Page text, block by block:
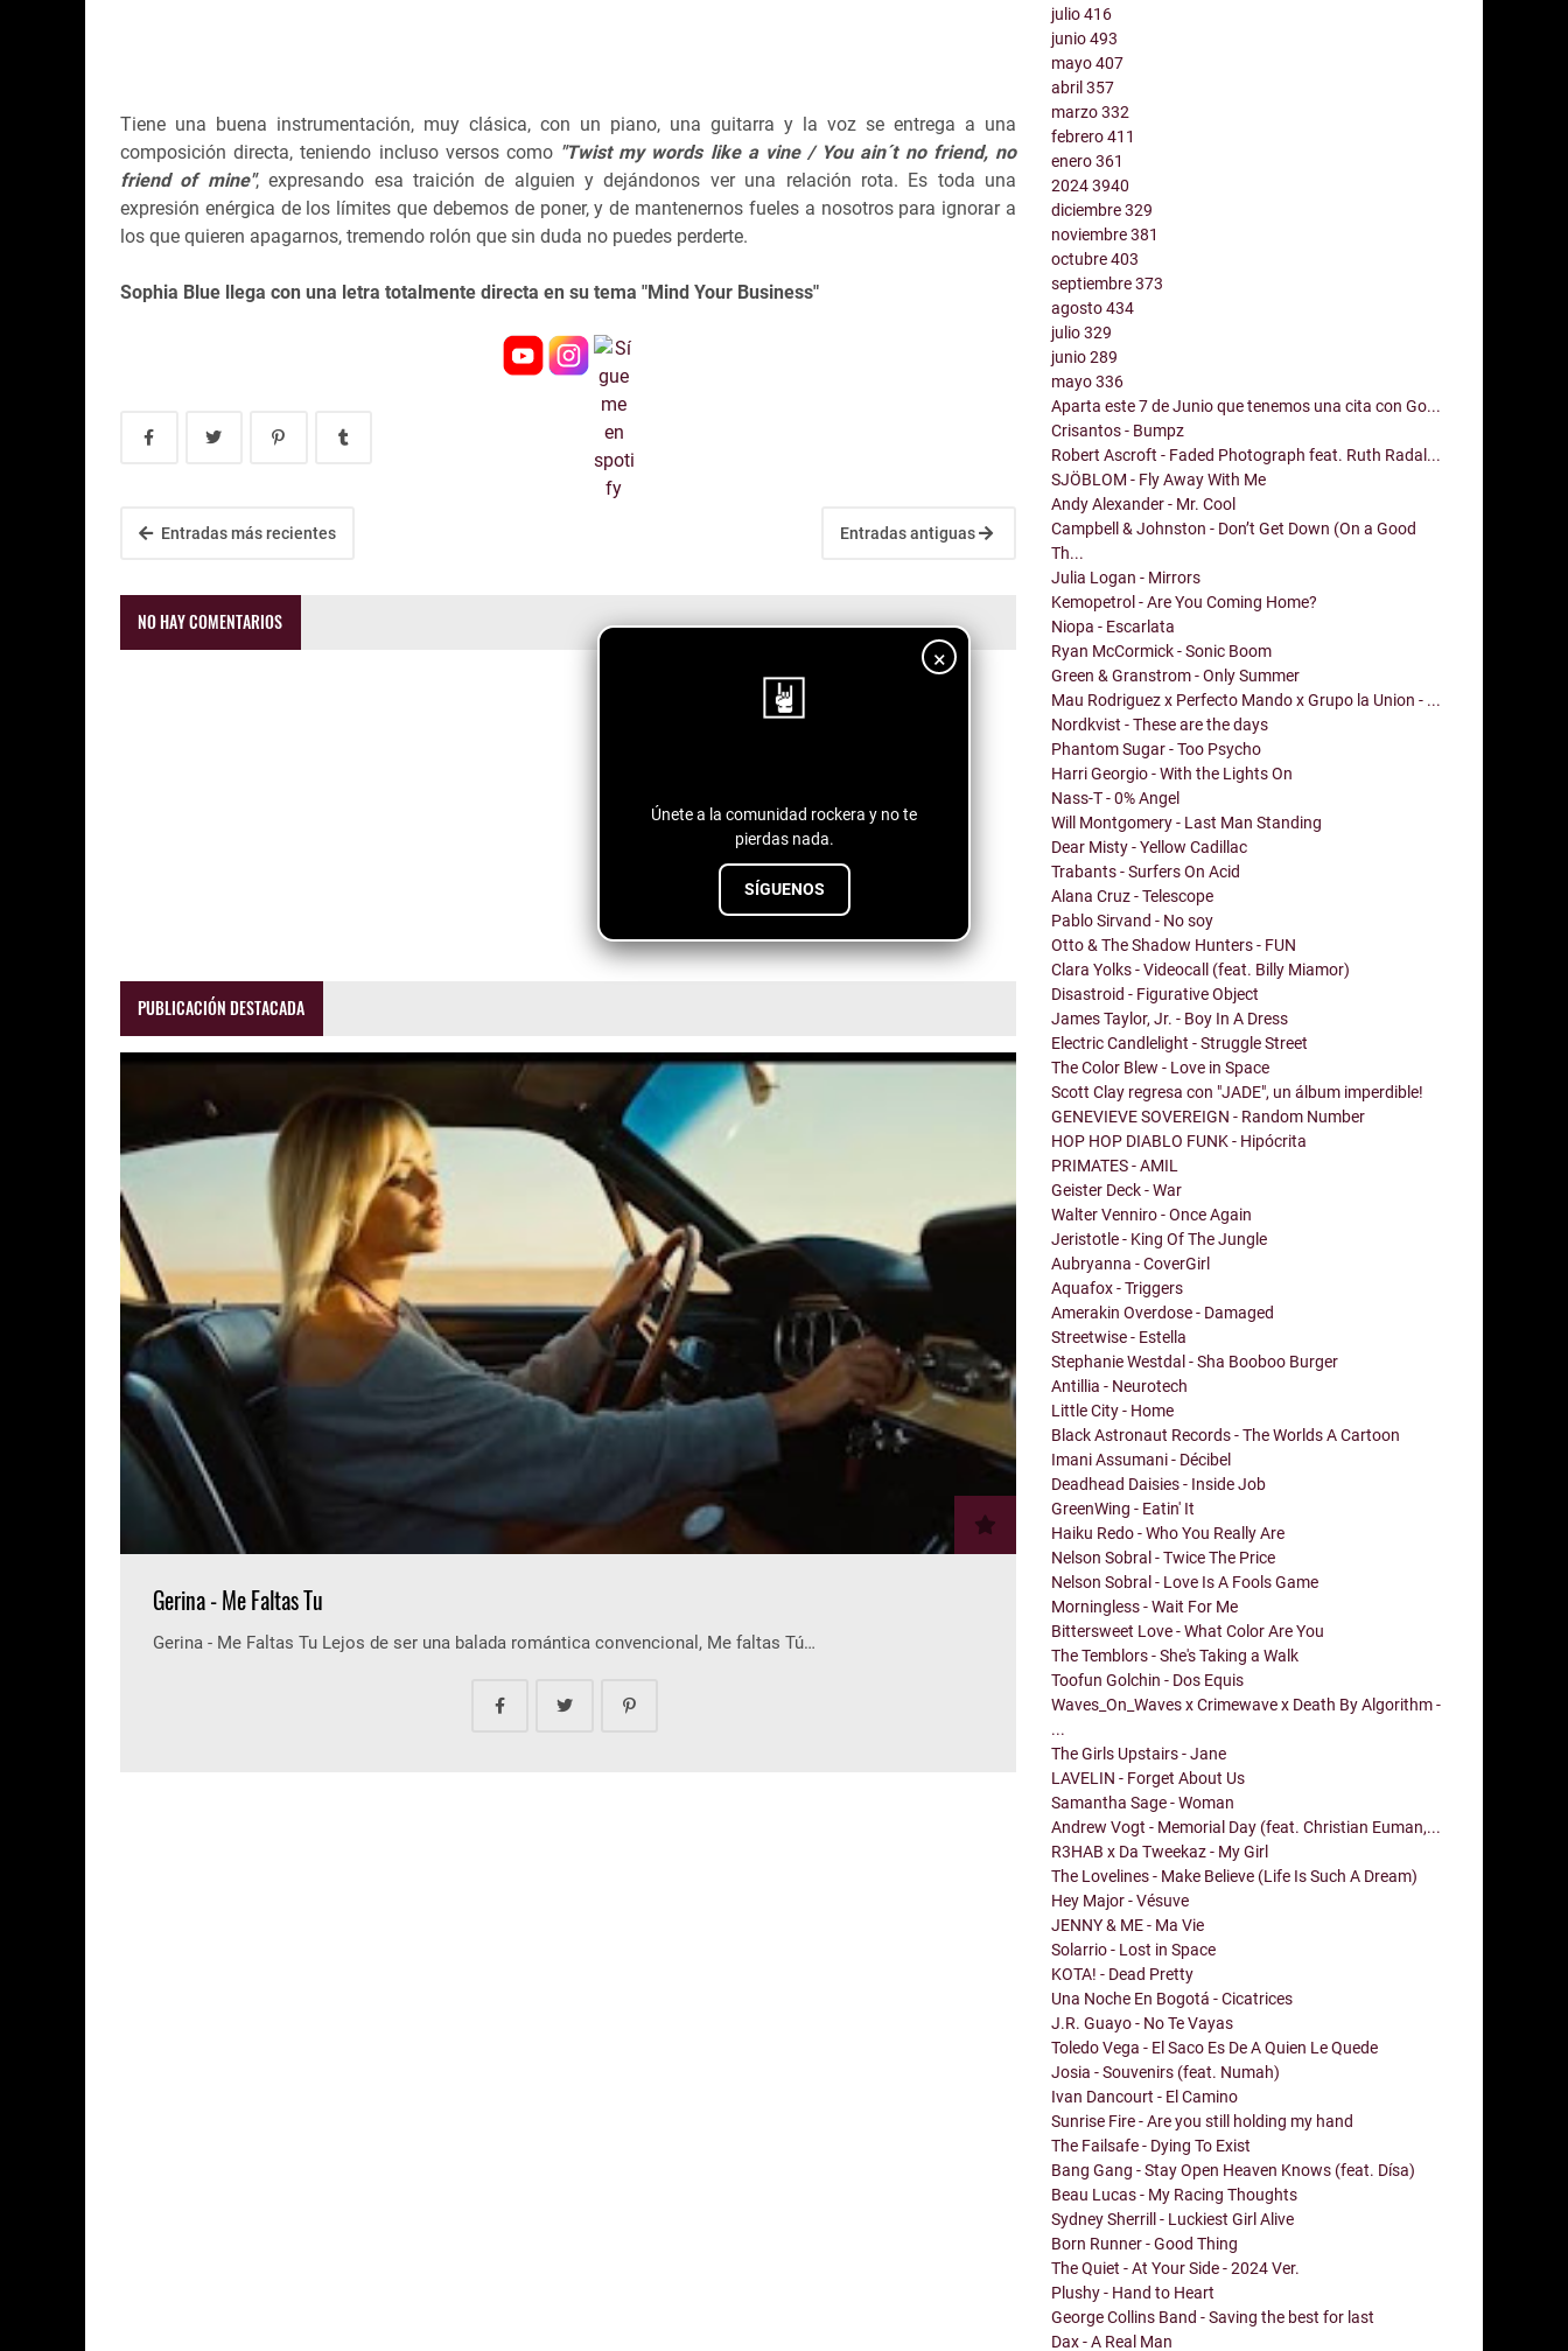
×
Únete a la comunidad rockera y no te
pierdas nada.
SÍGUENOS
Tiene una buena instrumentación, muy clásica, con un piano, una guitarra y la voz se entrega a una
composición directa, teniendo incluso versos como"Twist my words like a vine / You ain´t no friend, no
friend of mine", expresando esa traición de alguien y dejándonos ver una relación rota. Es toda una
expresión enérgica de los límites que debemos de poner, y de mantenernos fueles a nosotros para ignorar a
los que quieren apagarnos, tremendo rolón que sin duda no puedes perderte.
Sophia Blue llega con una letra totalmente directa en su tema "Mind Your Business"
Entradas más recientes Entradas antiguas
NO HAY COMENTARIOS
PUBLICACIÓN DESTACADA
Gerina - Me Faltas Tu
Gerina - Me Faltas Tu Lejos de ser una balada romántica convencional, Me faltas Tú…
julio416
junio493
mayo407
abril357
marzo332
febrero411
enero361
20243940
diciembre329
noviembre381
octubre403
septiembre373
agosto434
julio329
junio289
mayo336
Aparta este 7 de Junio que tenemos una cita con Go...
Crisantos - Bumpz
Robert Ascroft - Faded Photograph feat. Ruth Radal...
SJÖBLOM - Fly Away With Me
Andy Alexander - Mr. Cool
Campbell & Johnston - Don’t Get Down (On a Good
Th...
Julia Logan - Mirrors
Kemopetrol - Are You Coming Home?
Niopa - Escarlata
Ryan McCormick - Sonic Boom
Green & Granstrom - Only Summer
Mau Rodriguez x Perfecto Mando x Grupo la Union - ...
Nordkvist - These are the days
Phantom Sugar - Too Psycho
Harri Georgio - With the Lights On
Nass-T - 0% Angel
Will Montgomery - Last Man Standing
Dear Misty - Yellow Cadillac
Trabants - Surfers On Acid
Alana Cruz - Telescope
Pablo Sirvand - No soy
Otto & The Shadow Hunters - FUN
Clara Yolks - Videocall (feat. Billy Miamor)
Disastroid - Figurative Object
James Taylor, Jr. - Boy In A Dress
Electric Candlelight - Struggle Street
The Color Blew - Love in Space
Scott Clay regresa con "JADE", un álbum imperdible!
GENEVIEVE SOVEREIGN - Random Number
HOP HOP DIABLO FUNK - Hipócrita
PRIMATES - AMIL
Geister Deck - War
Walter Venniro - Once Again
Jeristotle - King Of The Jungle
Aubryanna - CoverGirl
Aquafox - Triggers
Amerakin Overdose - Damaged
Streetwise - Estella
Stephanie Westdal - Sha Booboo Burger
Antillia - Neurotech
Little City - Home
Black Astronaut Records - The Worlds A Cartoon
Imani Assumani - Décibel
Deadhead Daisies - Inside Job
GreenWing - Eatin' It
Haiku Redo - Who You Really Are
Nelson Sobral - Twice The Price
Nelson Sobral - Love Is A Fools Game
Morningless - Wait For Me
Bittersweet Love - What Color Are You
The Temblors - She's Taking a Walk
Toofun Golchin - Dos Equis
Waves_On_Waves x Crimewave x Death By Algorithm -
...
The Girls Upstairs - Jane
LAVELIN - Forget About Us
Samantha Sage - Woman
Andrew Vogt - Memorial Day (feat. Christian Euman,...
R3HAB x Da Tweekaz - My Girl
The Lovelines - Make Believe (Life Is Such A Dream)
Hey Major - Vésuve
JENNY & ME - Ma Vie
Solarrio - Lost in Space
KOTA! - Dead Pretty
Una Noche En Bogotá - Cicatrices
J.R. Guayo - No Te Vayas
Toledo Vega - El Saco Es De A Quien Le Quede
Josia - Souvenirs (feat. Numah)
Ivan Dancourt - El Camino
Sunrise Fire - Are you still holding my hand
The Failsafe - Dying To Exist
Bang Gang - Stay Open Heaven Knows (feat. Dísa)
Beau Lucas - My Racing Thoughts
Sydney Sherrill - Luckiest Girl Alive
Born Runner - Good Thing
The Quiet - At Your Side - 2024 Ver.
Plushy - Hand to Heart
George Collins Band - Saving the best for last
Dax - A Real Man